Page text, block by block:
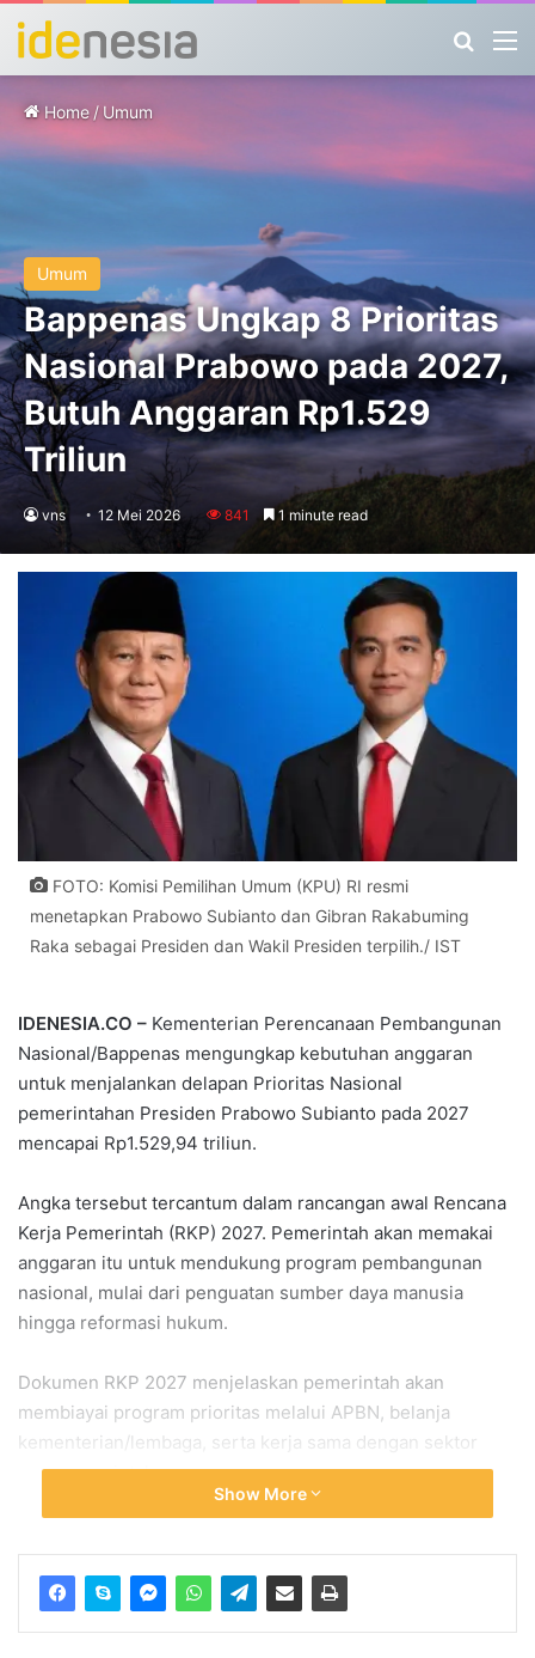
Home / Umum
Umum
Bappenas Ungkap 8 Prioritas
Nasional Prabowo pada 2027,
Butuh Anggaran Rp1.529
Triliun
vns 12 Mei 2026 841 1 minute read
FOTO: Komisi Pemilihan Umum (KPU) RI resmi
menetapkan Prabowo Subianto dan Gibran Rakabuming
Raka sebagai Presiden dan Wakil Presiden terpilih./ IST
IDENESIA.CO – Kementerian Perencanaan Pembangunan
Nasional/Bappenas mengungkap kebutuhan anggaran
untuk menjalankan delapan Prioritas Nasional
pemerintahan Presiden Prabowo Subianto pada 2027
mencapai Rp1.529,94 triliun.
Angka tersebut tercantum dalam rancangan awal Rencana
Kerja Pemerintah (RKP) 2027. Pemerintah akan memakai
anggaran itu untuk mendukung program pembangunan
nasional, mulai dari penguatan sumber daya manusia
hingga reformasi hukum.
Dokumen RKP 2027 menjelaskan pemerintah akan
membiayai program prioritas melalui APBN, belanja
kementerian/lembaga, serta kerja sama dengan sektor
non-pemerintah.
Pembangunan
Pemerintah membagi agenda pembangunan 2027 ke
Show More